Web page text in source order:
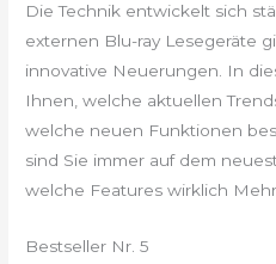
Die Technik entwickelt sich
externen Blu-ray Lesegeräte
innovative Neuerungen. In
Ihnen, welche aktuellen
welche neuen Funktionen
sind Sie immer auf dem
welche Features wirklich
Bestseller Nr. 5